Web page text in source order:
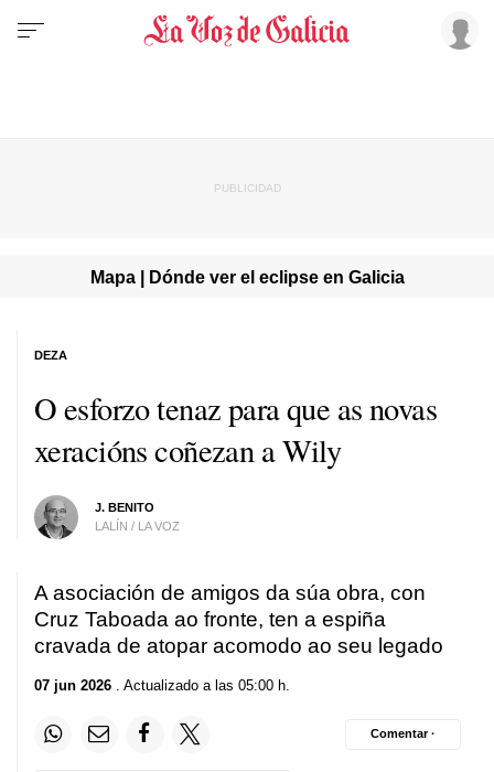
Mapa | Dónde ver el eclipse en Galicia
O esforzo tenaz para que as novas
xeracións coñezan a Wily
J. BENITO
LALÍN / LA VOZ
DEZA
A asociación de amigos da súa obra, con
Cruz Taboada ao fronte, ten a espiña
cravada de atopar acomodo ao seu legado
07 jun 2026 . Actualizado a las 05:00 h.
Comentar ·